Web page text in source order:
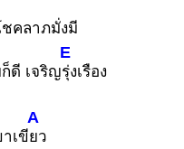
ชคลาภมั่งมี
ดี เจริญ
E
รุ่งเรือง
เขี
A
ยว